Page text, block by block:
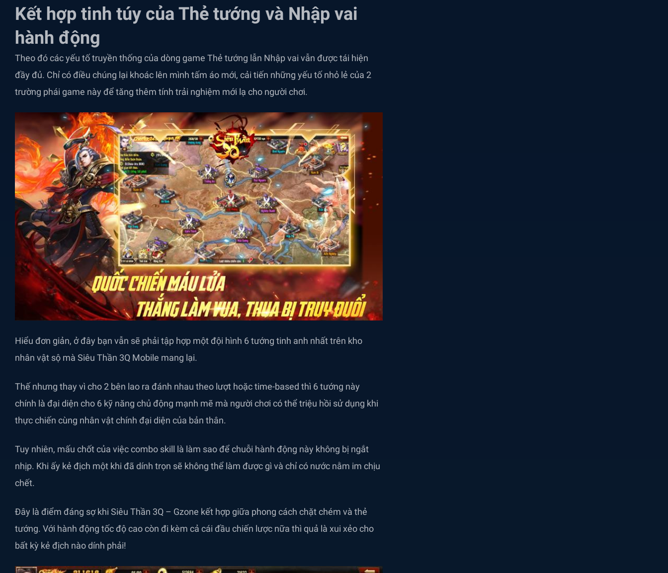
Kết hợp tinh túy của Thẻ tướng và Nhập vai
hành động
Theo đó các yếu tố truyền thống của dòng game Thẻ tướng lẫn Nhập vai vẫn được tái hiện
đầy đủ. Chỉ có điều chúng lại khoác lên mình tấm áo mới, cải tiến những yếu tố nhỏ lẻ của 2
trường phái game này để tăng thêm tính trải nghiệm mới lạ cho người chơi.
Hiểu đơn giản, ở đây bạn vẫn sẽ phải tập hợp một đội hình 6 tướng tinh anh nhất trên kho
nhân vật sộ mà Siêu Thần 3Q Mobile mang lại.
Thế nhưng thay vì cho 2 bên lao ra đánh nhau theo lượt hoặc time-based thì 6 tướng này
chính là đại diện cho 6 kỹ năng chủ động mạnh mẽ mà người chơi có thể triệu hồi sử dụng khi
thực chiến cùng nhân vật chính đại diện của bản thân.
Tuy nhiên, mấu chốt của việc combo skill là làm sao để chuỗi hành động này không bị ngắt
nhịp. Khi ấy kẻ địch một khi đã dính trọn sẽ không thể làm được gì và chỉ có nước nằm im chịu
chết.
Đây là điểm đáng sợ khi Siêu Thần 3Q – Gzone kết hợp giữa phong cách chặt chém và thẻ
tướng. Với hành động tốc độ cao còn đi kèm cả cái đầu chiến lược nữa thì quả là xui xẻo cho
bất kỳ kẻ địch nào dính phải!